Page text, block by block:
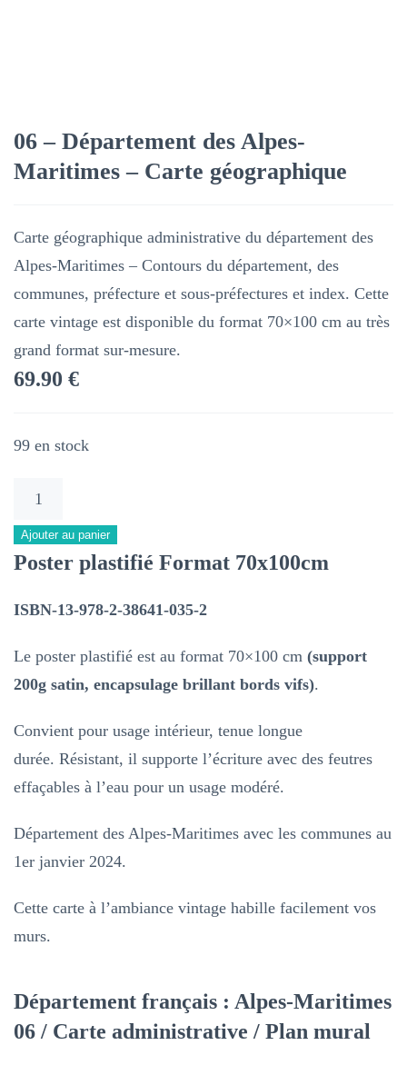
06 – Département des Alpes-
Maritimes – Carte géographique
Carte géographique administrative du département des
Alpes-Maritimes – Contours du département, des
communes, préfecture et sous-préfectures et index. Cette
carte vintage est disponible du format 70×100 cm au très
grand format sur-mesure.
69.90 €
99 en stock
quantité
06
–
Département
Alpes-
Maritimes
Ajouter au panier
Poster plastifié Format 70x100cm
ISBN-13-978-2-38641-035-2
Le poster plastifié est au format 70×100 cm (support
200g satin, encapsulage brillant bords vifs).
Convient pour usage intérieur, tenue longue
durée. Résistant, il supporte l’écriture avec des feutres
effaçables à l’eau pour un usage modéré.
Département des Alpes-Maritimes avec les communes au
1er janvier 2024.
Cette carte à l’ambiance vintage habille facilement vos
murs.
Département français : Alpes-Maritimes
06 / Carte administrative / Plan mural